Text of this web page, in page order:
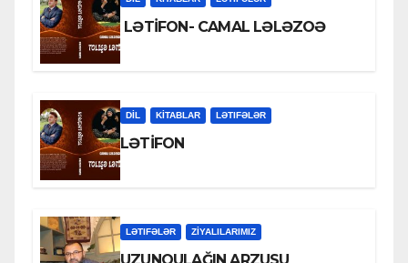
LƏTİFON- CAMAL LƏLƏZOƏ
DİL KİTABLAR LƏTIFƏLƏR
LƏTİFON
LƏTIFƏLƏR ZİYALILARIMIZ
UZUNQULAĞIN ARZUSU